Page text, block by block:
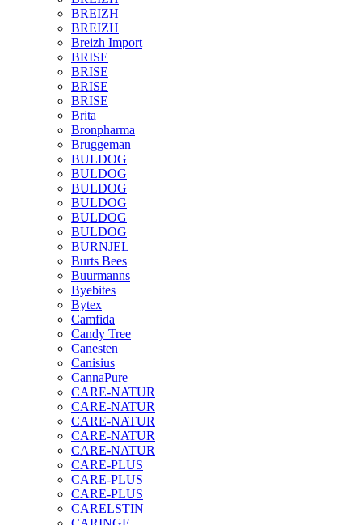
BREIZH
BREIZH
Breizh Import
BRISE
BRISE
BRISE
BRISE
Brita
Bronpharma
Bruggeman
BULDOG
BULDOG
BULDOG
BULDOG
BULDOG
BULDOG
BURNJEL
Burts Bees
Buurmanns
Byebites
Bytex
Camfida
Candy Tree
Canesten
Canisius
CannaPure
CARE-NATUR
CARE-NATUR
CARE-NATUR
CARE-NATUR
CARE-NATUR
CARE-PLUS
CARE-PLUS
CARE-PLUS
CARELSTIN